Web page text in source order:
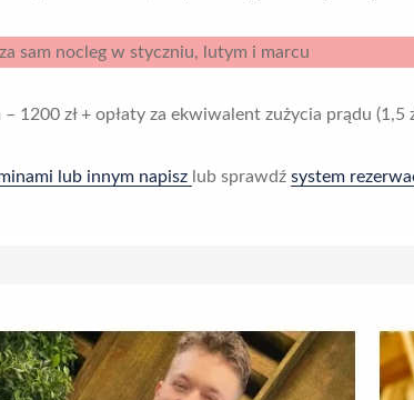
sam nocleg w styczniu, lutym i marcu
1200 zł + opłaty za ekwiwalent zużycia prądu (1,5
lub innym napisz lub sprawdź system